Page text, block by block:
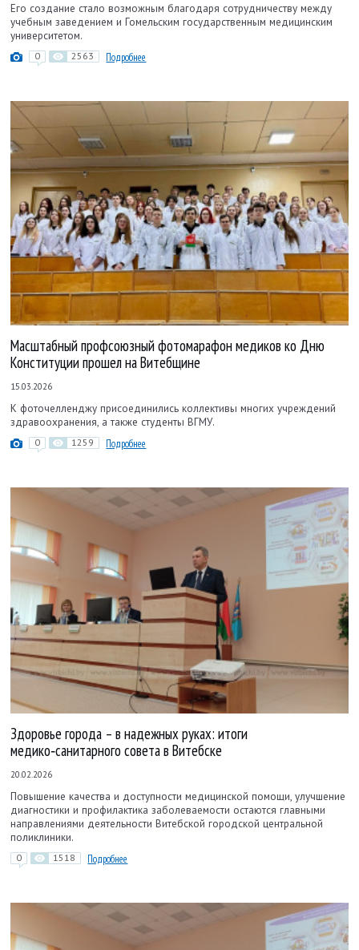
Его создание стало возможным благодаря сотрудничеству между
учебным заведением и Гомельским государственным медицинским
университетом.
0 2563 Подробнее
Масштабный профсоюзный фотомарафон медиков ко Дню
Конституции прошел на Витебщине
15.03.2026
К фоточелленджу присоединились коллективы многих учреждений
здравоохранения, а также студенты ВГМУ.
0 1259 Подробнее
Здоровье города – в надежных руках: итоги
медико‑санитарного совета в Витебске
20.02.2026
Повышение качества и доступности медицинской помощи, улучшение
диагностики и профилактика заболеваемости остаются главными
направлениями деятельности Витебской городской центральной
поликлиники.
0 1518 Подробнее